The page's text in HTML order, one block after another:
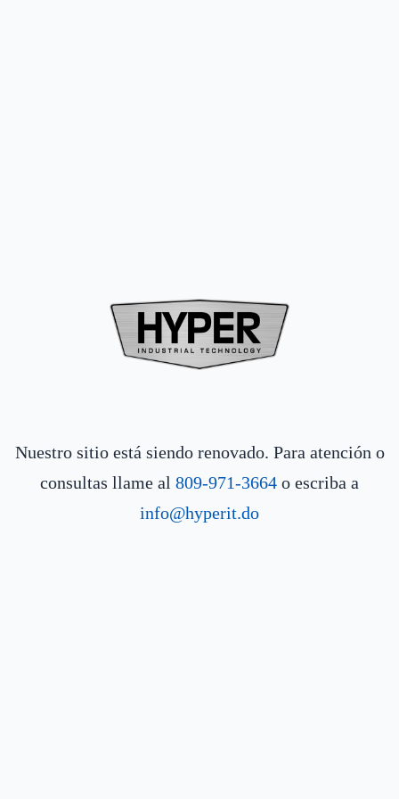
Nuestro sitio está siendo renovado. Para atención o
consultas llame al 809-971-3664 o escriba a
info@hyperit.do